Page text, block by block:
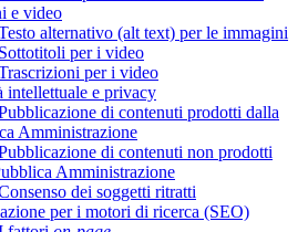
e video
alternativo (alt text) per le immagini
per i video
per i video
intellettuale e privacy
di contenuti prodotti dalla
Amministrazione
di contenuti non prodotti
Amministrazione
dei soggetti ritratti
per i motori di ricerca (SEO)